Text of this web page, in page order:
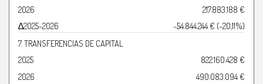
2026
217.883.188 €
∆2025-2026
-54.844.244 € (-20,11%)
7. TRANSFERENCIAS DE CAPITAL
2025
822.160.428 €
2026
490.083.094 €